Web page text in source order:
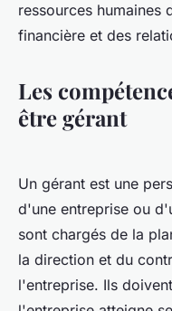
ressources humaines
financière et des
Les
être gérant
Un gérant est une
d'une entreprise ou
sont chargés de la
la direction et du
l'entreprise. Ils